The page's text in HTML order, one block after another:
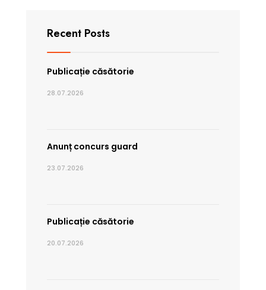
Recent Posts
Publicație căsătorie
28.07.2026
Anunț concurs guard
23.07.2026
Publicație căsătorie
20.07.2026